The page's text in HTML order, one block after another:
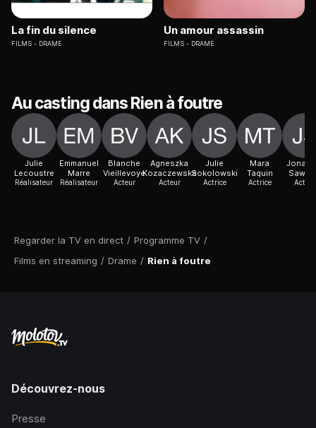
Regarder la TV en direct / Programme TV /
Films en streaming / Drame / Rien à foutre
La fin du silence
FILMS DRAME
Un amour assassin
FILMS DRAME
Au casting dans Rien à foutre
Julie
Lecoustre
Réalisateur
Emmanuel
Marre
Réalisateur
Blanche
Vieillevoye
Acteur
Agneszka
Kozaczewska
Acteur
Julie
Sokolowski
Actrice
Mara
Taquin
Actrice Acteur
Découvrez-nous
Presse